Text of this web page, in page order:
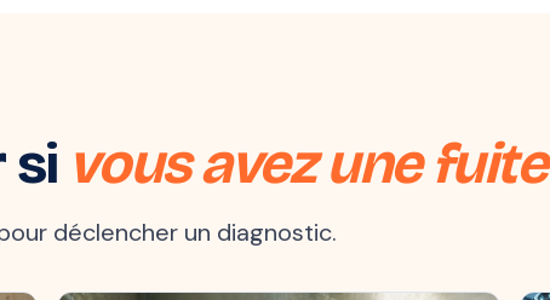
si vous avez une fuite
déclencher un diagnostic.